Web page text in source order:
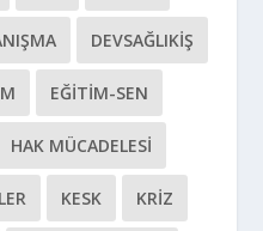
DEVSAĞLIKİŞ
EĞITIM-SEN
HAK MÜCADELESI
KESK KRIZ